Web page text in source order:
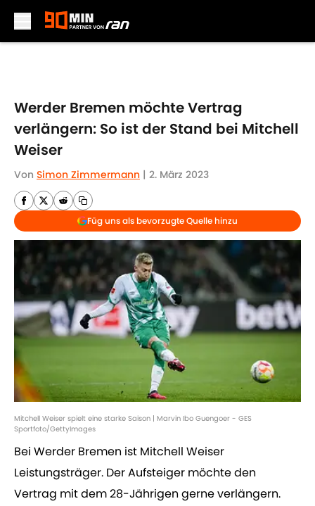
Werder Bremen möchte Vertrag
verlängern: So ist der Stand bei Mitchell
Weiser
Von Simon Zimmermann | 2. März 2023
Füg uns als bevorzugte Quelle hinzu
Mitchell Weiser spielt eine starke Saison | Marvin Ibo Guengoer - GES
Sportfoto/GettyImages
Bei Werder Bremen ist Mitchell Weiser
Leistungsträger. Der Aufsteiger möchte den
Vertrag mit dem 28-Jährigen gerne verlängern.